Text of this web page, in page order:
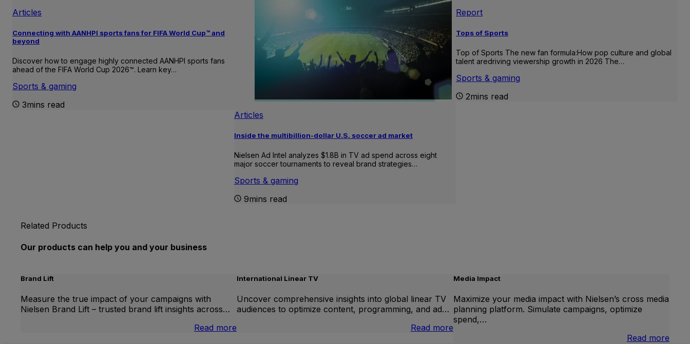
Articles
Connecting with AANHPI sports fans for FIFA World Cup™ and
beyond
Discover how to engage highly connected AANHPI sports fans
ahead of the FIFA World Cup 2026™. Learn key…
Sports & gaming
3mins read
Articles
Inside the multibillion-dollar U.S. soccer ad market
Nielsen Ad Intel analyzes $1.8B in TV ad spend across eight
major soccer tournaments to reveal brand strategies…
Sports & gaming
9mins read
Report
Tops of Sports
Top of Sports The new fan formula:How pop culture and global
talent aredriving viewership growth in 2026 The…
Sports & gaming
2mins read
Related Products
Our products can help you and your business
Brand Lift
Measure the true impact of your campaigns with
Nielsen Brand Lift – trusted brand lift insights across…
Read more
International Linear TV
Uncover comprehensive insights into global linear TV
audiences to optimize content, programming, and ad…
Read more:
Media Impact
Maximize your media impact with Nielsen’s cross media
planning platform. Simulate campaigns, optimize
spend,…
Read more: